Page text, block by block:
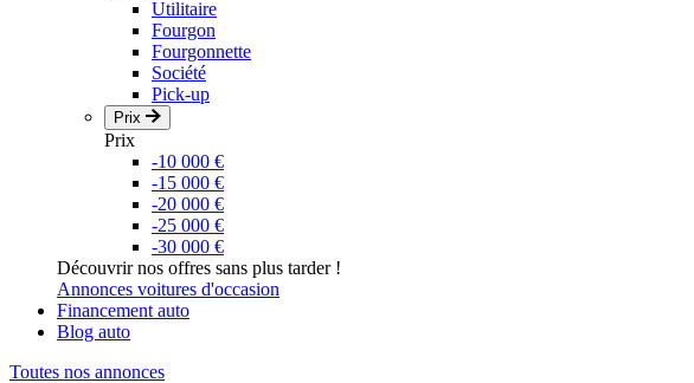
Utilitaire
Fourgon
Fourgonnette
Société
Pick-up
Prix
Prix
-10 000 €
-15 000 €
-20 000 €
-25 000 €
-30 000 €
Découvrir nos offres sans plus tarder !
Annonces voitures d'occasion
Financement auto
Blog auto
Toutes nos annonces